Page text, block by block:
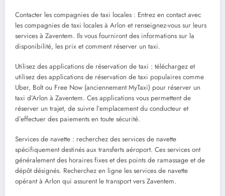
Contacter les compagnies de taxi locales : Entrez en contact avec
les compagnies de taxi locales à Arlon et renseignez-vous sur leurs
services à Zaventem. Ils vous fourniront des informations sur la
disponibilité, les prix et comment réserver un taxi.
Utilisez des applications de réservation de taxi : téléchargez et
utilisez des applications de réservation de taxi populaires comme
Uber, Bolt ou Free Now (anciennement MyTaxi) pour réserver un
taxi d’Arlon à Zaventem. Ces applications vous permettent de
réserver un trajet, de suivre l’emplacement du conducteur et
d’effectuer des paiements en toute sécurité.
Services de navette : recherchez des services de navette
spécifiquement destinés aux transferts aéroport. Ces services ont
généralement des horaires fixes et des points de ramassage et de
dépôt désignés. Recherchez en ligne les services de navette
opérant à Arlon qui assurent le transport vers Zaventem.